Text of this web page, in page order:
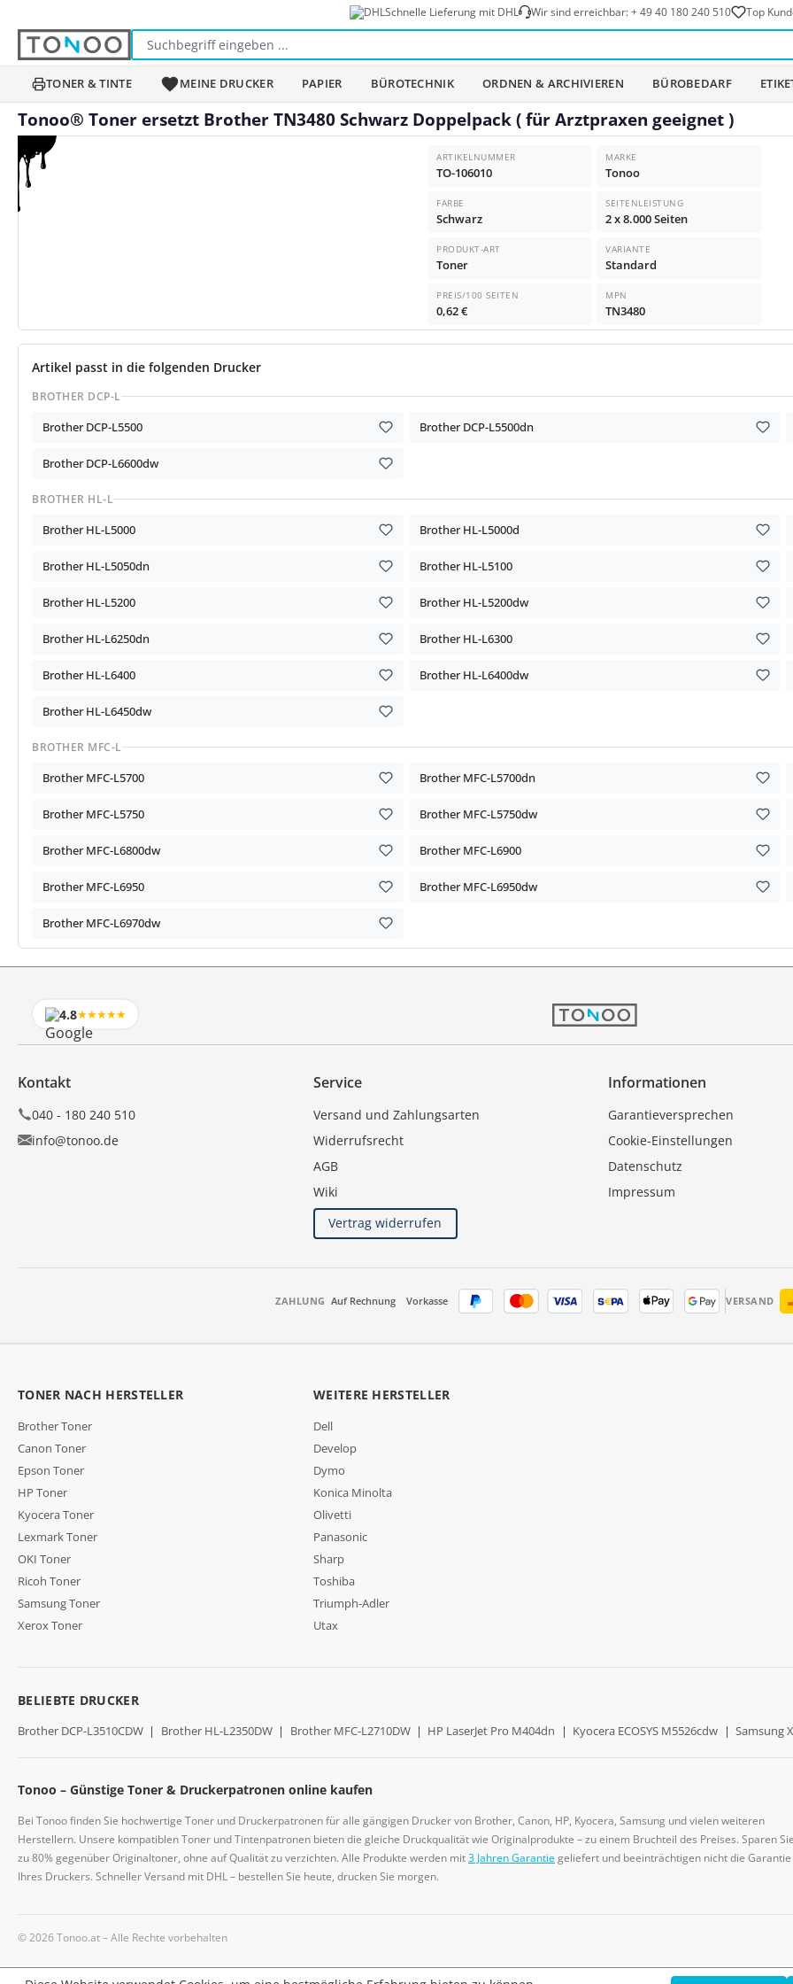
Schnelle Lieferung mit DHL Wir sind erreichbar:+ 49 40 180 240 510 Top
TONER & TINTE MEINE DRUCKER PAPIER BÜROTECHNIK ORDNEN & ARCHIVIEREN BÜROBEDARF
Tonoo® Toner ersetzt Brother TN3480 Schwarz Doppelpack ( für Arztpraxen geeignet )
Bildergalerie überspringen ARTIKELNUMMER
TO-106010
MARKE
Tonoo
FARBE
Schwarz
SEITENLEISTUNG
2 x 8.000 Seiten
PRODUKT-ART
Toner
VARIANTE
Standard
PREIS/100 SEITEN
0,62 €
MPN
TN3480
Artikel passt in die folgenden Drucker
BROTHER DCP-L
Brother DCP-L5500 Brother DCP-L5500dn
Brother DCP-L6600dw
BROTHER HL-L
Brother HL-L5000 Brother HL-L5000d
Brother HL-L5050dn Brother HL-L5100
Brother HL-L5200 Brother HL-L5200dw
Brother HL-L6250dn Brother HL-L6300
Brother HL-L6400 Brother HL-L6400dw
Brother HL-L6450dw
BROTHER MFC-L
Brother MFC-L5700 Brother MFC-L5700dn
Brother MFC-L5750 Brother MFC-L5750dw
Brother MFC-L6800dw Brother MFC-L6900
Brother MFC-L6950 Brother MFC-L6950dw
Brother MFC-L6970dw
4.8★★★★★
Kontakt
040 - 180 240 510
info@tonoo.de
Service
Versand und Zahlungsarten
Widerrufsrecht
AGB
Wiki
Vertrag widerrufen
Informationen
Garantieversprechen
Cookie-Einstellungen
Datenschutz
Impressum
ZAHLUNG Auf Rechnung Vorkasse VERSAND
TONER NACH HERSTELLER
Brother Toner
Canon Toner
Epson Toner
HP Toner
Kyocera Toner
Lexmark Toner
OKI Toner
Ricoh Toner
Samsung Toner
Xerox Toner
WEITERE HERSTELLER
Dell
Develop
Dymo
Konica Minolta
Olivetti
Panasonic
Sharp
Toshiba
Triumph-Adler
Utax
BELIEBTE DRUCKER
Brother DCP-L3510CDW | Brother HL-L2350DW | Brother MFC-L2710DW | HP LaserJet Pro M404dn | Kyocera ECOSYS M5526cdw | Samsung
Tonoo – Günstige Toner & Druckerpatronen online kaufen
Bei Tonoo finden Sie hochwertige Toner und Druckerpatronen für alle gängigen Drucker von Brother, Canon, HP, Kyocera, Samsung und vielen weiteren
Herstellern. Unsere kompatiblen Toner und Tintenpatronen bieten die gleiche Druckqualität wie Originalprodukte – zu einem Bruchteil des Preises. Sparen
zu 80% gegenüber Originaltoner, ohne auf Qualität zu verzichten. Alle Produkte werden mit3 Jahren Garantiegeliefert und beeinträchtigen nicht die Garantie
Ihres Druckers. Schneller Versand mit DHL – bestellen Sie heute, drucken Sie morgen.
© 2026 Tonoo.at – Alle Rechte vorbehalten